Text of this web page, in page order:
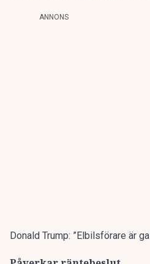
ANNONS
Donald Trump: ”Elbilsförare är